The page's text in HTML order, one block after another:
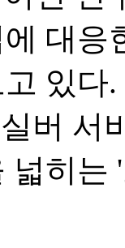
대응
있다
버 서
넓히는